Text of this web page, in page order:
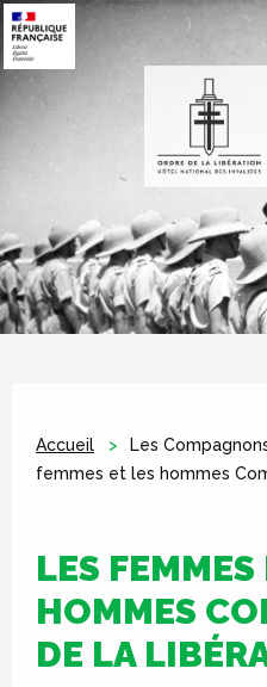
Accueil Les
femmes et les hommes
LES FEMMES
HOMMES
DE LA